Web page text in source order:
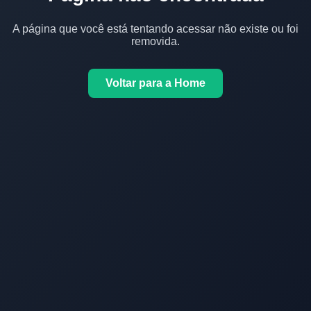
A página que você está tentando acessar não existe ou foi
removida.
Voltar para a Home